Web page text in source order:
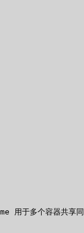
用于多个容器共享同